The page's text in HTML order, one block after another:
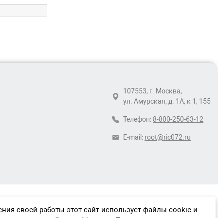
107553, г. Москва,
ул. Амурская, д. 1А, к 1, 155
Телефон: 8-800-250-63-12
E-mail: root@ric072.ru
своей работы этот сайт использует файлы cookie и